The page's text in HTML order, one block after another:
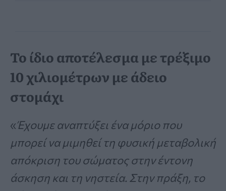
Το ίδιο αποτέλεσμα με τρέξιμο
10 χιλιομέτρων με άδειο
στομάχι
«Έχουμε αναπτύξει ένα μόριο που
μπορεί να μιμηθεί τη φυσική μεταβολική
απόκριση του σώματος στην έντονη
άσκηση και τη νηστεία. Στην πράξη, το